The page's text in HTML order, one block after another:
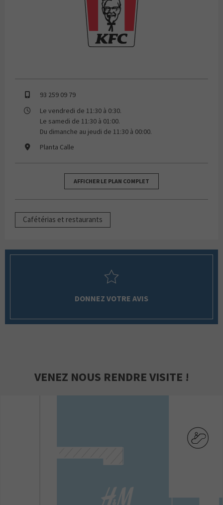
93 259 09 79
Le vendredi de 11:30 à 0:30.
Le samedi de 11:30 à 01:00.
Du dimanche au jeudi de 11:30 à 00:00.
Planta Calle
AFFICHER LE PLAN COMPLET
Cafétérias et restaurants
DONNEZ VOTRE AVIS
VENEZ NOUS RENDRE VISITE !